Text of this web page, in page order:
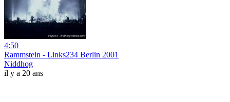
4:50
Rammstein - Links234 Berlin 2001
Niddhog
il y a 20 ans